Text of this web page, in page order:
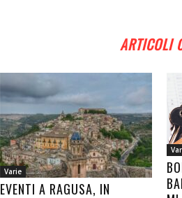
ARTICOLI
Varie
EVENTI A RAGUSA, IN